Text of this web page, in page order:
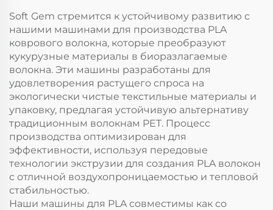
Soft Gem стремится к устойчивому развитию с
нашими машинами для производства PLA
коврового волокна, которые преобразуют
кукурузные материалы в биоразлагаемые
волокна. Эти машины разработаны для
удовлетворения растущего спроса на
экологически чистые текстильные материалы и
упаковку, предлагая устойчивую альтернативу
традиционным волокнам PET. Процесс
производства оптимизирован для
эффективности, используя передовые
технологии экструзии для создания PLA волокон
с отличной воздухопроницаемостью и тепловой
стабильностью.
Наши машины для PLA совместимы как со